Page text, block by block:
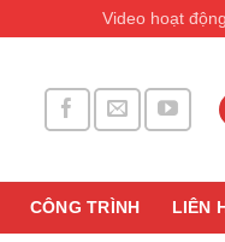
Video hoạt động
CÔNG TRÌNH LIÊN